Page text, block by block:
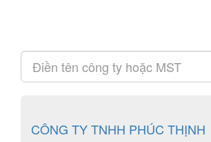
CÔNG TY TNHH PHÚC THỊNH